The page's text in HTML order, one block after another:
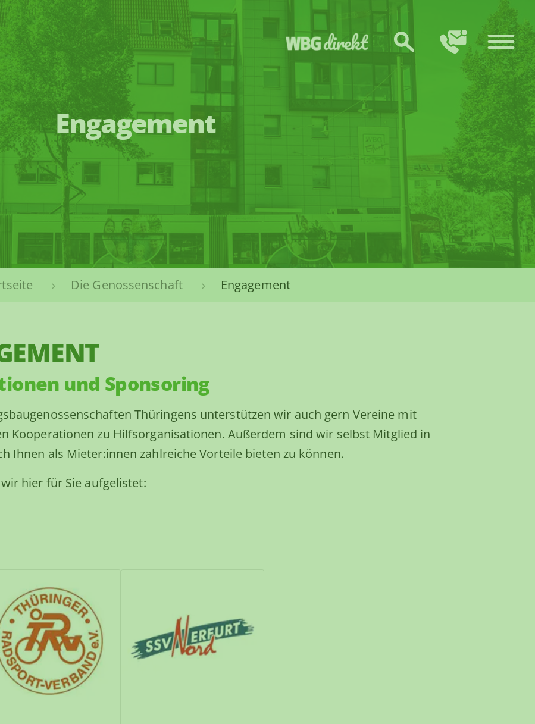
Engagement
Die Genossenschaft Engagement
und Sponsoring
Thüringens unterstützen wir auch gern Vereine mit
Kooperationen zu Hilfsorganisationen. Außerdem sind wir selbst Mitglied in
Ihnen als Mieter:innen zahlreiche Vorteile bieten zu können.
hier für Sie aufgelistet: